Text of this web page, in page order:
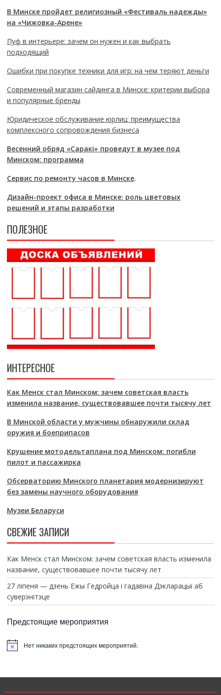
В Минске пройдет религиозный «Фестиваль надежды»
на «Чижовка-Арене»
Пуф в интерьере: зачем он нужен и как выбрать
подходящий
Ошибки при покупке техники для игр: на чем теряют деньги
Современный магазин сайдинга в Минске: критерии выбора
и популярные бренды
Юридическое обслуживание юрлиц: преимущества
комплексного сопровождения бизнеса
Весенний обряд «Саракі» проведут в музее под
Минском: программа
Сервис по ремонту часов в Минске.
Дизайн-проект офиса в Минске: роль цветовых
решений и этапы разработки
ПОЛЕЗНОЕ
ИНТЕРЕСНОЕ
Как Менск стал Минском: зачем советская власть
изменила название, существовавшее почти тысячу лет
В Минской области у мужчины обнаружили склад
оружия и боеприпасов
Крушение мотодельтаплана под Минском: погибли
пилот и пассажирка
Обсерваторию Минского планетария модернизируют
без замены научного оборудования
Музеи Беларуси
СВЕЖИЕ ЗАПИСИ
Как Менск стал Минском: зачем советская власть изменила
название, существовавшее почти тысячу лет
27 ліпеня — дзень Ежы Гедройца і гадавіна Дэкларацыі аб
суверэнітэце
Предстоящие мероприятия
т
Нет никаких предстоящих мероприятий.